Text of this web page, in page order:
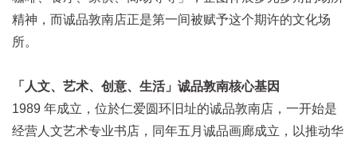
精神，而诚品敦南店正是第一间被赋予这个期许的文化场
所。
「人文、艺术、创意、生活」诚品敦南核心基因
1989 年成立，位於仁爱圆环旧址的诚品敦南店，一开始是
经营人文艺术专业书店，同年五月诚品画廊成立，以推动华